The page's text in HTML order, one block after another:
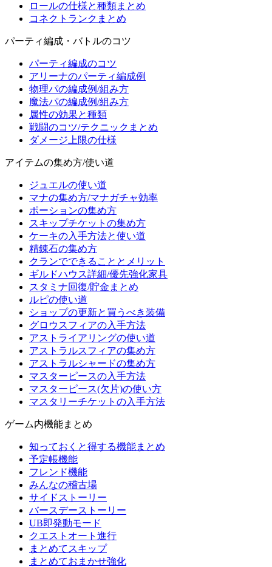
ロールの仕様と種類まとめ
コネクトランクまとめ
パーティ編成・バトルのコツ
パーティ編成のコツ
アリーナのパーティ編成例
物理パの編成例/組み方
魔法パの編成例/組み方
属性の効果と種類
戦闘のコツ/テクニックまとめ
ダメージ上限の仕様
アイテムの集め方/使い道
ジュエルの使い道
マナの集め方/マナガチャ効率
ポーションの集め方
スキップチケットの集め方
ケーキの入手方法と使い道
精錬石の集め方
クランでできることとメリット
ギルドハウス詳細/優先強化家具
スタミナ回復/貯金まとめ
ルピの使い道
ショップの更新と買うべき装備
グロウスフィアの入手方法
アストライアリングの使い道
アストラルスフィアの集め方
アストラルシャードの集め方
マスターピースの入手方法
マスターピース(欠片)の使い方
マスタリーチケットの入手方法
ゲーム内機能まとめ
知っておくと得する機能まとめ
予定帳機能
フレンド機能
みんなの稽古場
サイドストーリー
バースデーストーリー
UB即発動モード
クエストオート進行
まとめてスキップ
まとめておまかせ強化